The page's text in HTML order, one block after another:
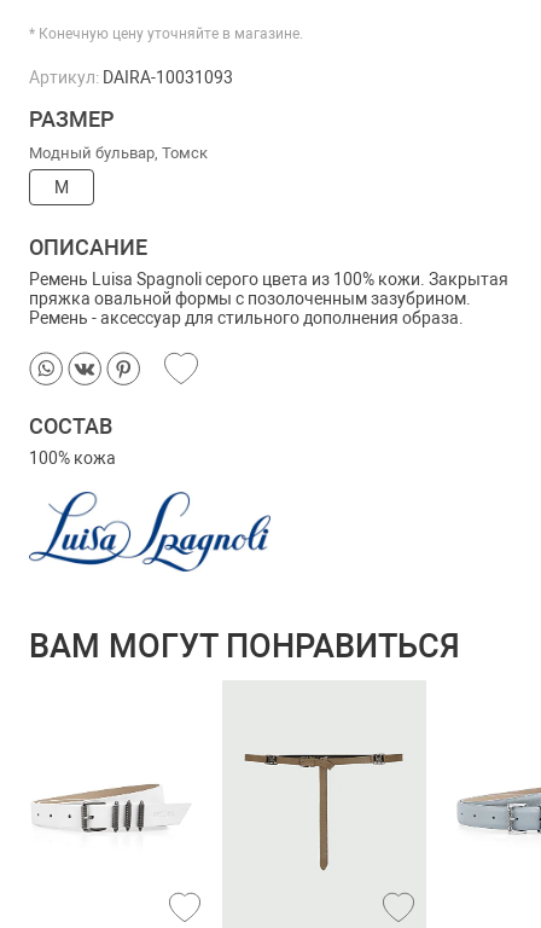
* Конечную цену уточняйте в магазине.
Артикул: DAIRA-10031093
РАЗМЕР
Модный бульвар, Томск
M
ОПИСАНИЕ
Ремень Luisa Spagnoli серого цвета из 100% кожи. Закрытая
пряжка овальной формы с позолоченным зазубрином.
Ремень - аксессуар для стильного дополнения образа.
СОСТАВ
100% кожа
ВАМ МОГУТ ПОНРАВИТЬСЯ